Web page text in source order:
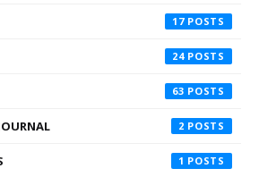
17
24
63
2
1